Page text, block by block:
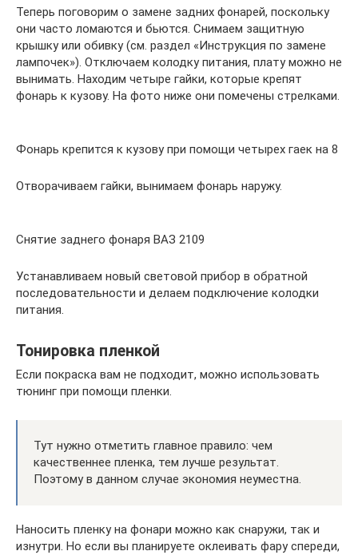
Теперь поговорим о замене задних фонарей, поскольку
они часто ломаются и бьются. Снимаем защитную
крышку или обивку (см. раздел «Инструкция по замене
лампочек»). Отключаем колодку питания, плату можно не
вынимать. Находим четыре гайки, которые крепят
фонарь к кузову. На фото ниже они помечены стрелками.
Фонарь крепится к кузову при помощи четырех гаек на 8
Отворачиваем гайки, вынимаем фонарь наружу.
Снятие заднего фонаря ВАЗ 2109
Устанавливаем новый световой прибор в обратной
последовательности и делаем подключение колодки
питания.
Тонировка пленкой
Если покраска вам не подходит, можно использовать
тюнинг при помощи пленки.
Тут нужно отметить главное правило: чем
качественнее пленка, тем лучше результат.
Поэтому в данном случае экономия неуместна.
Наносить пленку на фонари можно как снаружи, так и
изнутри. Но если вы планируете оклеивать фару спереди,